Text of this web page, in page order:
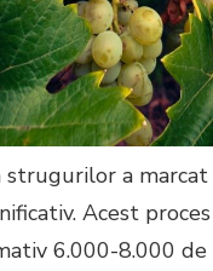
strugurilor a
Acest
6.000-8.000 de